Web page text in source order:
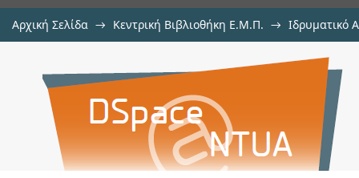
Αρχική Σελίδα → Κεντρική Βιβλιοθήκη Ε.Μ.Π. → Ιδρυματικό
Σχεδιάζοντας για την πόλη
σύγχρονες προσεγγίσεις